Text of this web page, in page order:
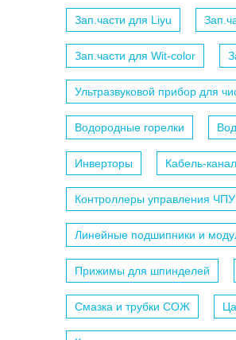
Зап.части для Liyu
Зап.части для Wit-color
Ультразвуковой прибор для
Водородные горелки
Инверторы Кабель-
Контроллеры управления ЧПУ
Линейные подшипники и
Прижимы для шпинделей
Смазка и трубки СОЖ